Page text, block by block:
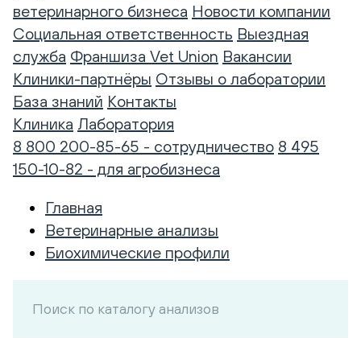
ветеринарного бизнеса Новости компании
Социальная ответственность Выездная
служба Франшиза Vet Union Вакансии
Клиники-партнёры Отзывы о лаборатории
База знаний Контакты
Клиника Лаборатория
8 800 200-85-65 - сотрудничество 8 495
150-10-82 - для агробизнеса
Главная
Ветеринарные анализы
Биохимические профили